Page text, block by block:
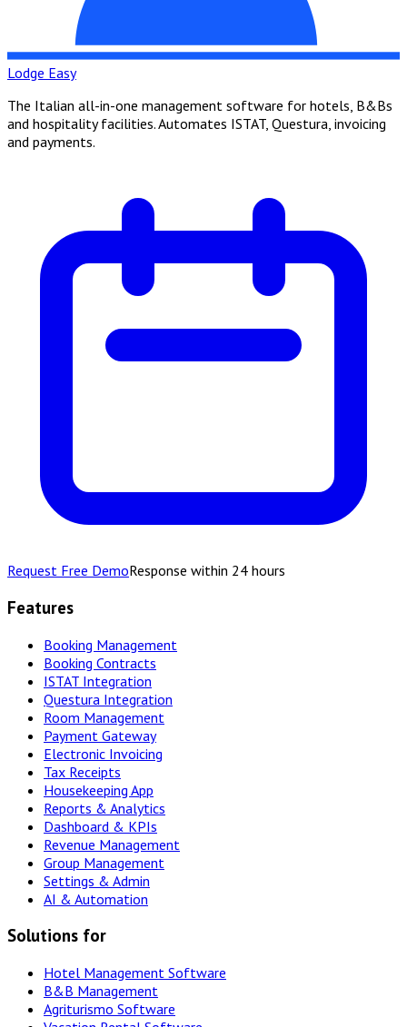
Lodge Easy
The Italian all-in-one management software for hotels, B&Bs
and hospitality facilities. Automates ISTAT, Questura, invoicing
and payments.
Request Free DemoResponse within 24 hours
Features
Booking Management
Booking Contracts
ISTAT Integration
Questura Integration
Room Management
Payment Gateway
Electronic Invoicing
Tax Receipts
Housekeeping App
Reports & Analytics
Dashboard & KPIs
Revenue Management
Group Management
Settings & Admin
AI & Automation
Solutions for
Hotel Management Software
B&B Management
Agriturismo Software